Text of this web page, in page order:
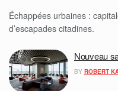
Échappées urbaines :
d’escapades citadines.
Nouveau
BY ROBERT